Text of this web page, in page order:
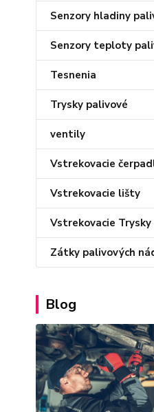
Senzory hladiny
Senzory teploty
Tesnenia
Trysky palivové
ventily
Vstrekovacie
Vstrekovacie lišty
Vstrekovacie Trysky
Zátky palivových
Blog